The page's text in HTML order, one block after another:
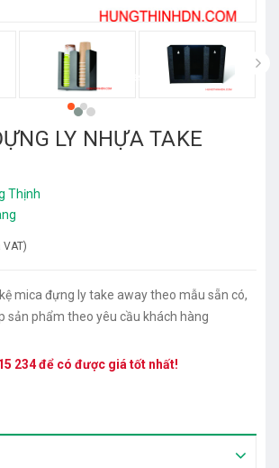
LY NHỰA TAKE
Thịnh
VAT)
mica đựng ly take away theo mẫu sẵn có,
sản phẩm theo yêu cầu khách hàng
234để có được giá tốt nhất!